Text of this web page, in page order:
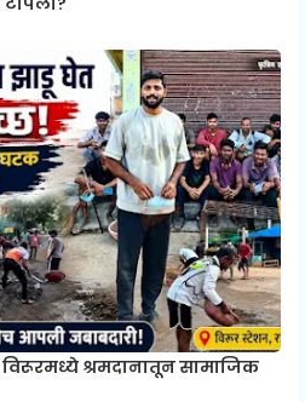
श्रमदानातून सामाजिक